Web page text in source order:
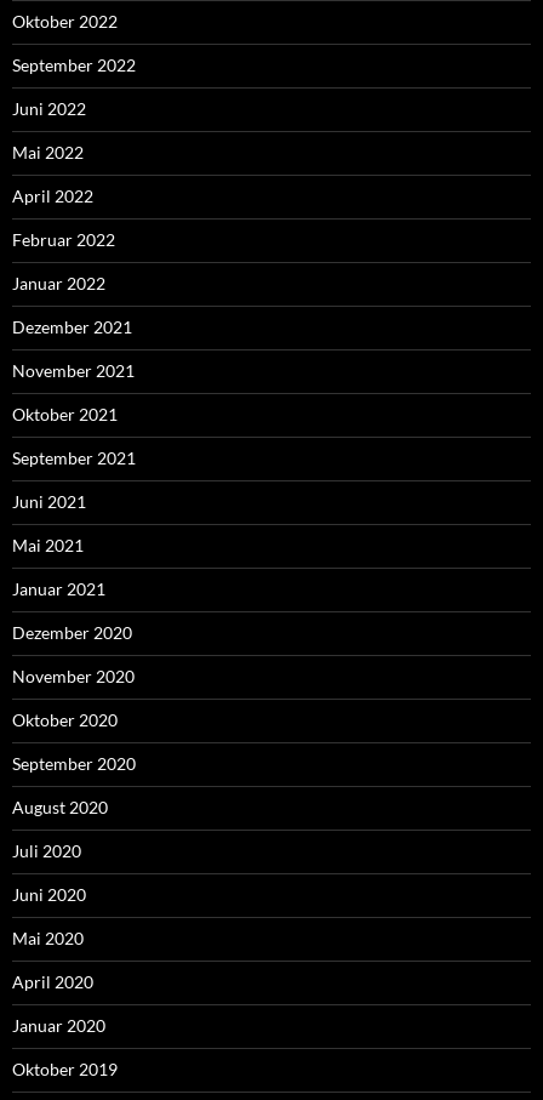
Oktober 2022
September 2022
Juni 2022
Mai 2022
April 2022
Februar 2022
Januar 2022
Dezember 2021
November 2021
Oktober 2021
September 2021
Juni 2021
Mai 2021
Januar 2021
Dezember 2020
November 2020
Oktober 2020
September 2020
August 2020
Juli 2020
Juni 2020
Mai 2020
April 2020
Januar 2020
Oktober 2019